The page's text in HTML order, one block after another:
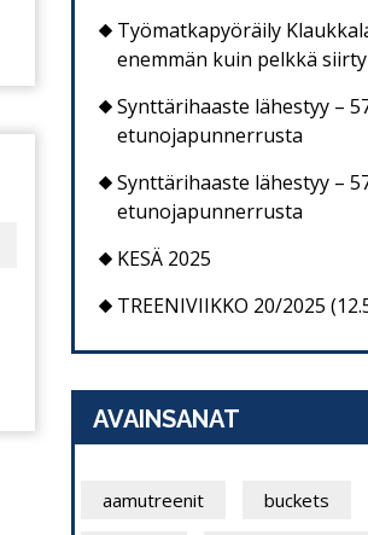
Työmatkapyöräily
enemmän kuin pelkkä
Synttärihaaste lähestyy –
etunojapunnerrusta
Synttärihaaste lähestyy –
etunojapunnerrusta
KESÄ 2025
TREENIVIIKKO 20/2025
AVAINSANAT
aamutreenit buckets